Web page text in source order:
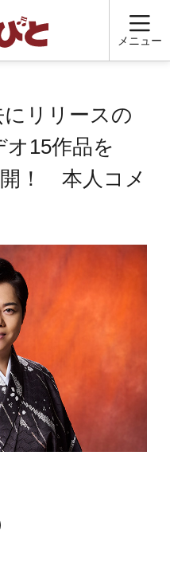
メニュー
リリースの
オ15作品を
開！ 本人コメ